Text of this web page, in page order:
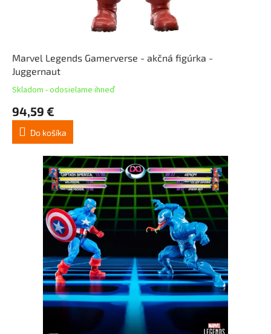
Marvel Legends Gamerverse - akčná figúrka -
Juggernaut
Skladom - odosielame ihneď
94,59 €
Do košíka